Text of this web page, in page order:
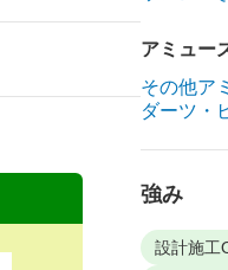
アミュー
その他ア
ダーツ・
強み
設計施工